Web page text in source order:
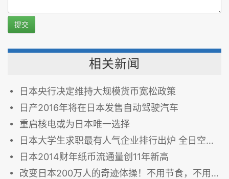
提交
相关新闻
日本央行决定维持大规模货币宽松政策
日产2016年将在日本发售自动驾驶汽车
重启核电或为日本唯一选择
日本大学生求职最有人气企业排行出炉 全日空列首位
日本2014财年纸币流通量创11年新高
改变日本200万人的奇迹体操！不用节食，不用骨盆枕，不用运动流汗，不用花一毛钱！